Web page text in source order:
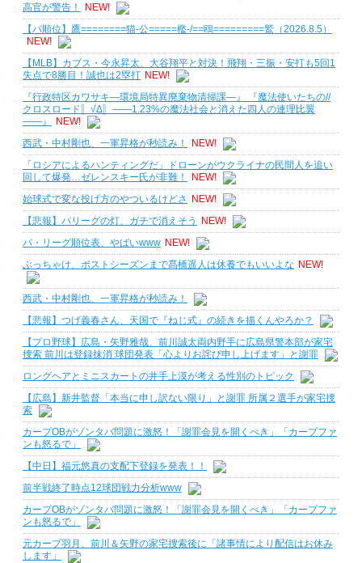
高官が警告！
NEW!
【パ順位】鷹========猫-公=====檻-/==鴎=========鷲（2026.8.5）
NEW!
【MLB】カブス・今永昇太、大谷翔平と対決！飛翔・三振・安打も5回1
失点で8勝目！誠也は2塁打 NEW!
『行政特区カワサキ―環境局特異廃棄物清掃課―』 『魔法使いたちの//
クロスロード〚√Δ〛――1.23%の魔法社会と消えた四人の連理比翼
――』
NEW!
西武・中村剛也、一軍昇格が秒読み！
NEW!
「ロシアによるハンティングだ」ドローンがウクライナの民間人を追い
回して爆発…ゼレンスキー氏が非難！
NEW!
始球式で変な投げ方のやついるけどさ
NEW!
【悲報】パリーグの灯、ガチで消えそう
NEW!
パ・リーグ順位表、やばいwww NEW!
ぶっちゃけ、ポストシーズンまで髙橋遥人は休養でもいいよな NEW!
西武・中村剛也、一軍昇格が秒読み！
【悲報】つげ義春さん、天国で『ねじ式』の続きを描くんやろか？
【プロ野球】広島・矢野雅哉、前川誠太両内野手に広島県警本部が家宅
捜索 前川は登録抹消 球団発表「心よりお詫び申し上げます」と謝罪
ロングヘアとミニスカートの井手上漠が考える性別のトピック
【広島】新井監督「本当に申し訳ない限り」と謝罪 所属２選手が家宅捜
索
カープOBがゾンタバ問題に激怒！「謝罪会見を開くべき」「カープファ
ンも怒るで」
【中日】福元悠真の支配下登録を発表！！
前半戦終了時点12球団戦力分析www
カープOBがゾンタバ問題に激怒！「謝罪会見を開くべき」「カープファ
ンも怒るで」
元カープ羽月、前川＆矢野の家宅捜索後に「諸事情により配信はお休み
します」